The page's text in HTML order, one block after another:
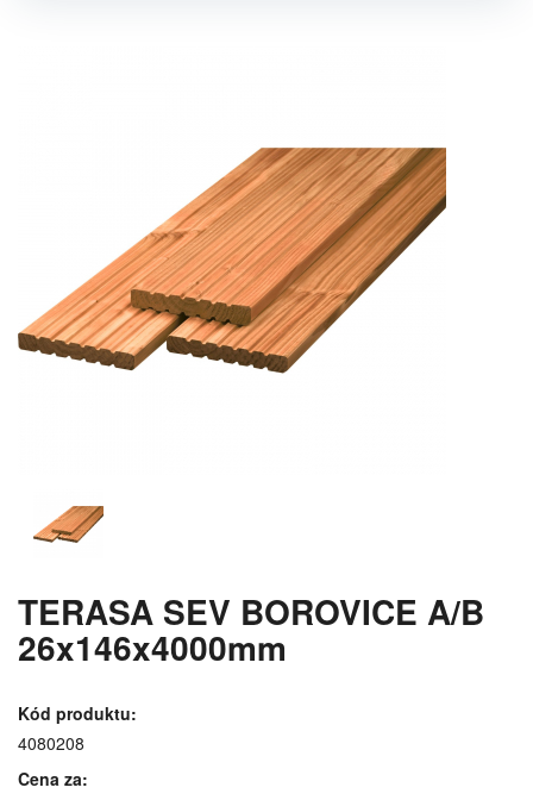
TERASA SEV BOROVICE A/B
26x146x4000mm
Kód produktu:
4080208
Cena za: